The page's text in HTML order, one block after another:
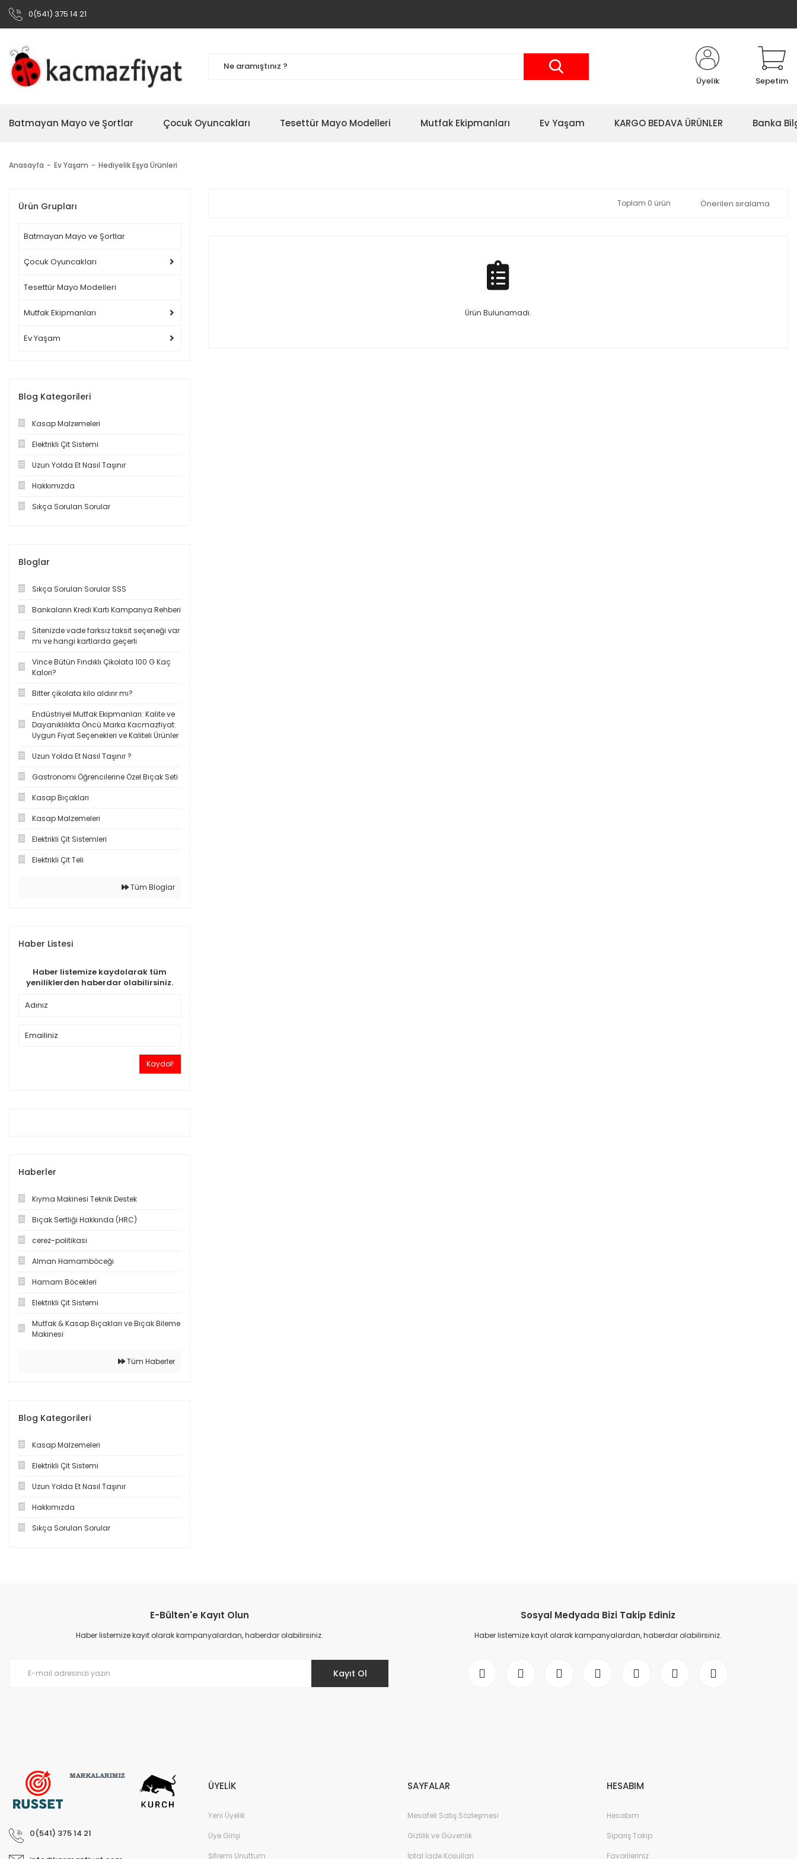
0(541) 375 14 21
Üyelik Sepetim
Batmayan Mayo ve Şortlar Çocuk Oyuncakları Tesettür Mayo Modelleri Mutfak Ekipmanları Ev Yaşam KARGO BEDAVA ÜRÜNLER Banka
Anasayfa Ev Yaşam Hediyelik Eşya Ürünleri
Ürün Grupları
Batmayan Mayo ve Şortlar
Çocuk Oyuncakları
Tesettür Mayo Modelleri
Mutfak Ekipmanları
Ev Yaşam
Blog Kategorileri
Kasap Malzemeleri
Elektrikli Çit Sistemi
Uzun Yolda Et Nasıl Taşınır
Hakkımızda
Sıkça Sorulan Sorular
Bloglar
Sıkça Sorulan Sorular SSS
Bankaların Kredi Kartı Kampanya Rehberi
Sitenizde vade farksız taksit seçeneği var
mı ve hangi kartlarda geçerli
Vince Bütün Fındıklı Çikolata 100 G Kaç
Kalori?
Bitter çikolata kilo aldırır mı?
Endüstriyel Mutfak Ekipmanları: Kalite ve
Dayanıklılıkta Öncü Marka Kacmazfiyat:
Uygun Fiyat Seçenekleri ve Kaliteli Ürünler
Uzun Yolda Et Nasıl Taşınır ?
Gastronomi Öğrencilerine Özel Bıçak Seti
Kasap Bıçakları
Kasap Malzemeleri
Elektrikli Çit Sistemleri
Elektrikli Çit Teli
Tüm Bloglar
Haber Listesi
Haber listemize kaydolarak tüm
yeniliklerden haberdar olabilirsiniz.
Kaydol!
Haberler
Kıyma Makinesi Teknik Destek
Bıçak Sertliği Hakkında (HRC)
cerez-politikasi
Alman Hamamböceği
Hamam Böcekleri
Elektrikli Çit Sistemi
Mutfak & Kasap Bıçakları ve Bıçak Bileme
Makinesi
Tüm Haberler
Blog Kategorileri
Kasap Malzemeleri
Elektrikli Çit Sistemi
Uzun Yolda Et Nasıl Taşınır
Hakkımızda
Sıkça Sorulan Sorular
Toplam 0 ürün
Ürün Bulunamadı.
E-Bülten'e Kayıt Olun
Haber listemize kayıt olarak kampanyalardan, haberdar olabilirsiniz.
Kayıt Ol
Sosyal Medyada Bizi Takip Ediniz
Haber listemize kayıt olarak kampanyalardan, haberdar olabilirsiniz.
0(541) 375 14 21
ÜYELİK
Yeni Üyelik
Üye Girişi
Şifremi Unuttum
SAYFALAR
Mesafeli Satış Sözleşmesi
Gizlilik ve Güvenlik
İptal İade Koşullari
HESABIM
Hesabım
Sipariş Takip
Favorileriniz